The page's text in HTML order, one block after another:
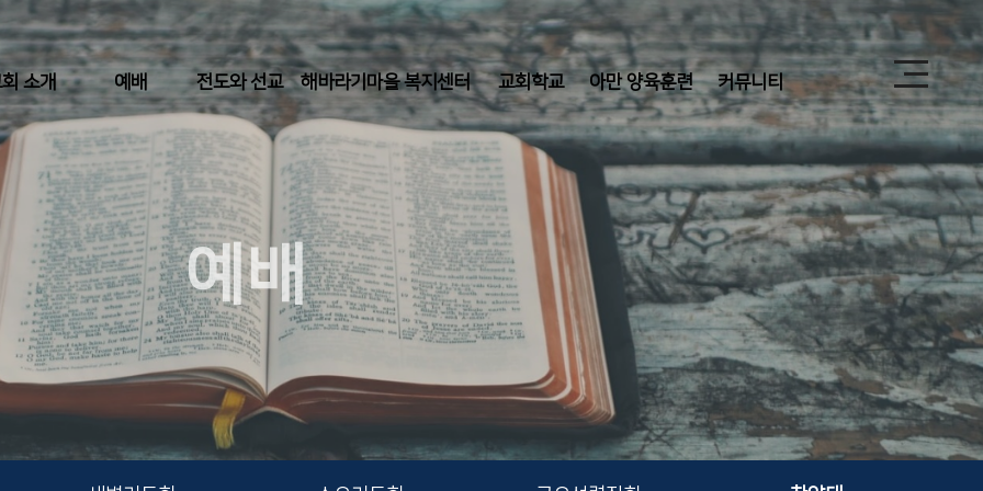
소개 예배 전도와 선교 해바라기마을 복지센터 교회학교 아만 양육훈련 커뮤니티
예배